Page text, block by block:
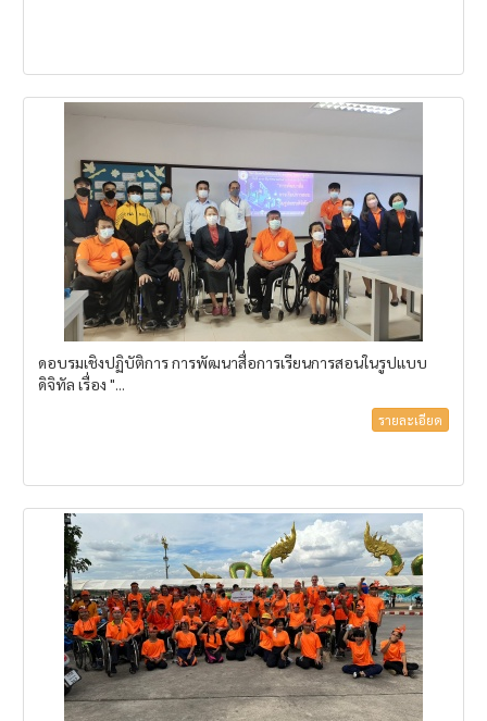
ดอบรมเชิงปฏิบัติการ การพัฒนาสื่อการเรียนการสอนในรูปแบบ
ดิจิทัล เรื่อง "...
รายละเอียด